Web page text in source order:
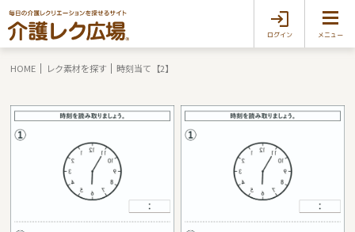
ログイン メニュー
HOME レク素材を探す 時刻当て【2】